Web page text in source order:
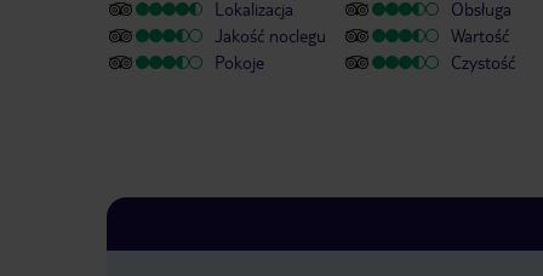
Lokalizacja
Jakość noclegu
Pokoje
Obsługa
Wartość
Czystość